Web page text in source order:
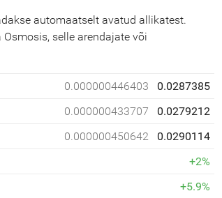
automaatselt avatud allikatest.
selle arendajate või
0.000000446403
0.0287385
0.000000433707
0.0279212
0.000000450642
0.0290114
+2%
+5.9%